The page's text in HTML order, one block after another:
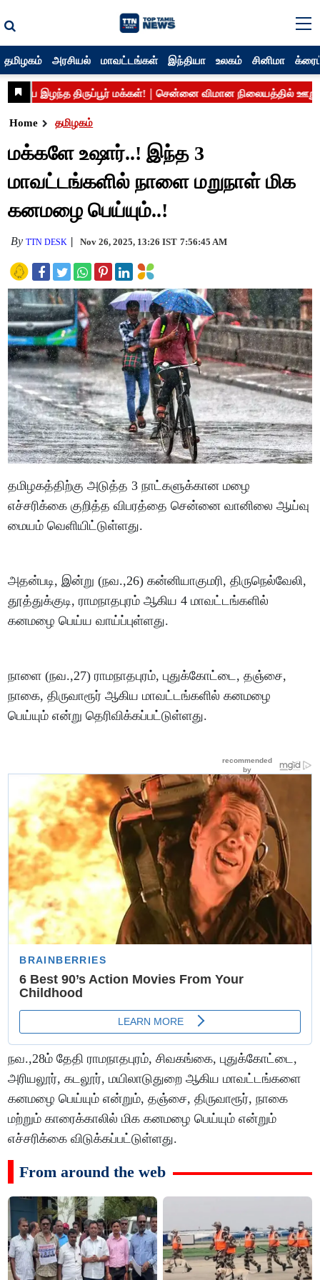
தமிழகம் அரசியல் மாவட்டங்கள் இந்தியா உலகம் சினிமா
Home தமிழகம்
மக்களே உஷார்..! இந்த 3
மாவட்டங்களில் நாளை மறுநாள் மிக
கனமழை பெய்யும்..!
ByTTN DESK Nov 26, 2025, 13:26 IST 7:56:45 AM
தமிழகத்திற்கு அடுத்த 3 நாட்களுக்கான மழை
எச்சரிக்கை குறித்த விபரத்தை சென்னை வானிலை ஆய்வு
மையம் வெளியிட்டுள்ளது.
அதன்படி, இன்று (நவ.,26) கன்னியாகுமரி, திருநெல்வேலி,
தூத்துக்குடி, ராமநாதபுரம் ஆகிய 4 மாவட்டங்களில்
கனமழை பெய்ய வாய்ப்புள்ளது.
நாளை (நவ.,27) ராமநாதபுரம், புதுக்கோட்டை, தஞ்சை,
நாகை, திருவாரூர் ஆகிய மாவட்டங்களில் கனமழை
பெய்யும் என்று தெரிவிக்கப்பட்டுள்ளது.
நவ.,28ம் தேதி ராமநாதபுரம், சிவகங்கை, புதுக்கோட்டை,
அரியலூர், கடலூர், மயிலாடுதுறை ஆகிய மாவட்டங்களை
கனமழை பெய்யும் என்றும், தஞ்சை, திருவாரூர், நாகை
மற்றும் காரைக்காலில் மிக கனமழை பெய்யும் என்றும்
எச்சரிக்கை விடுக்கப்பட்டுள்ளது.
From around the web